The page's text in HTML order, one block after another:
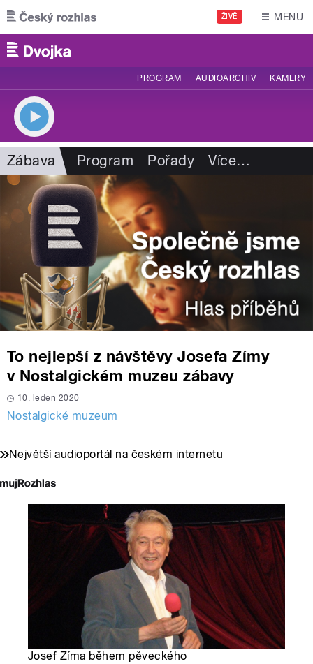
Přejít k hlavnímu obsahu
ŽIVĚ MENU
PROGRAM AUDIOARCHIV KAMERY
Zábava Program Pořady Více…
To nejlepší z návštěvy Josefa Zímy
v Nostalgickém muzeu zábavy
10. leden 2020
Nostalgické muzeum
Největší audioportál na českém internetu
Josef Zíma během pěveckého